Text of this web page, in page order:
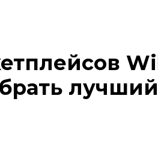
лучший